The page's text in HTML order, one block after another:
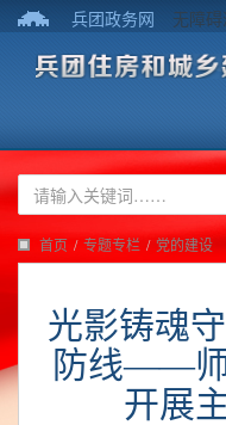
兵团政务网 无障
首页 / 专题专栏 / 党的建设
光影铸魂
防线——师
开展